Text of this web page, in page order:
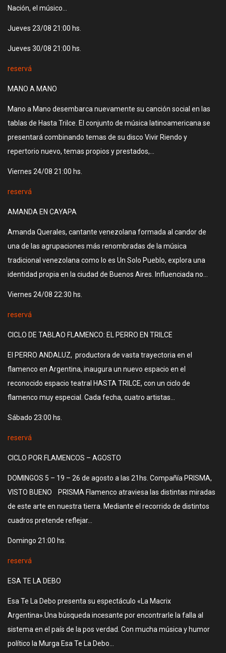
Nación, el músico…
Jueves 23/08 21:00 hs.
Jueves 30/08 21:00 hs.
reservá
MANO A MANO
Mano a Mano desembarca nuevamente su canción social en las
tablas de Hasta Trilce. El conjunto de música latinoamericana se
presentará combinando temas de su disco Vivir Riendo y
repertorio nuevo, temas propios y prestados,…
Viernes 24/08 21:00 hs.
reservá
AMANDA EN CAYAPA
Amanda Querales, cantante venezolana formada al candor de
una de las agrupaciones más renombradas de la música
tradicional venezolana como lo es Un Solo Pueblo, explora una
identidad propia en la ciudad de Buenos Aires. Influenciada no…
Viernes 24/08 22:30 hs.
reservá
CICLO DE TABLAO FLAMENCO: EL PERRO EN TRILCE
El PERRO ANDALUZ, productora de vasta trayectoria en el
flamenco en Argentina, inaugura un nuevo espacio en el
reconocido espacio teatral HASTA TRILCE, con un ciclo de
flamenco muy especial. Cada fecha, cuatro artistas…
Sábado 23:00 hs.
reservá
CICLO POR FLAMENCOS – AGOSTO
DOMINGOS 5 – 19 – 26 de agosto a las 21hs. Compañía PRISMA,
VISTO BUENO PRISMA Flamenco atraviesa las distintas miradas
de este arte en nuestra tierra. Mediante el recorrido de distintos
cuadros pretende reflejar…
Domingo 21:00 hs.
reservá
ESA TE LA DEBO
Esa Te La Debo presenta su espectáculo «La Macrix
Argentina».Una búsqueda incesante por encontrarle la falla al
sistema en el país de la pos verdad. Con mucha música y humor
político la Murga Esa Te La Debo…